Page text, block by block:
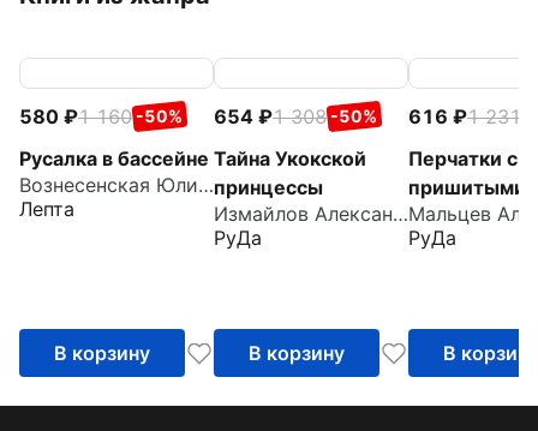
580 1 160 -50%
Русалка в бассейне
Вознесенская Юлия Николаевна
Лепта
В корзину
654 1 308 -50%
Тайна Укокской
принцессы
Измайлов Александр
РуДа
В корзину
616 1 231
Перчатки с
пришитыми
пальцами
РуДа
В корзину